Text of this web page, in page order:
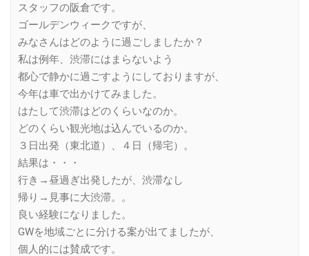
スタッフの阪倉です。
ゴールデンウィークですが、
みなさんはどのように過ごしましたか？
私は例年、渋滞にはまらないよう
都心で静かに過ごすようにしておりますが、
今年は車で出かけてみました。
はたして渋滞はどのくらいなのか。
どのくらい観光地は込んでいるのか。
３日出発（東北道）、４日（帰宅）。
結果は・・・
行き→昼過ぎ出発したが、渋滞なし
帰り→見事に大渋滞。。
良い経験になりました。
GWを地域ごとに分ける案が出てましたが、
個人的には賛成です。